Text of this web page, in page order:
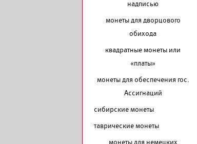
надписью
монеты для дворцового
обихода
квадратные монеты или
«платы»
монеты для обеспечения гос.
Ассигнаций
сибирские монеты
таврические монеты
монеты для немецких